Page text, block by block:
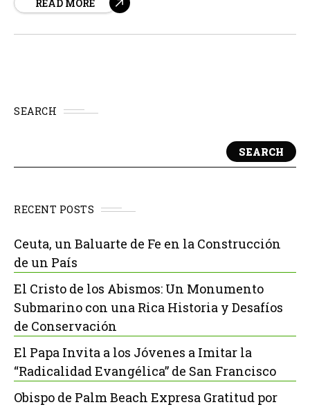
Carmen Molina comparte su experiencia en la Unidad de
READ MORE
SEARCH
SEARCH
RECENT POSTS
Ceuta, un Baluarte de Fe en la Construcción
de un País
El Cristo de los Abismos: Un Monumento
Submarino con una Rica Historia y Desafíos
de Conservación
El Papa Invita a los Jóvenes a Imitar la
“Radicalidad Evangélica” de San Francisco
Obispo de Palm Beach Expresa Gratitud por